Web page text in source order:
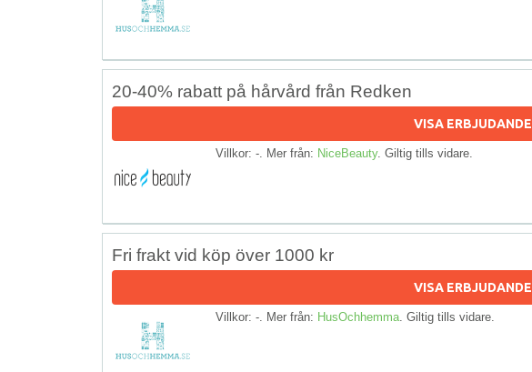
20-40% rabatt på hårvård från Redken
VISA ERBJUDANDE
Villkor: -. Mer från: NiceBeauty. Giltig tills vidare.
Fri frakt vid köp över 1000 kr
VISA ERBJUDANDE
Villkor: -. Mer från: HusOchhemma . Giltig tills vidare.